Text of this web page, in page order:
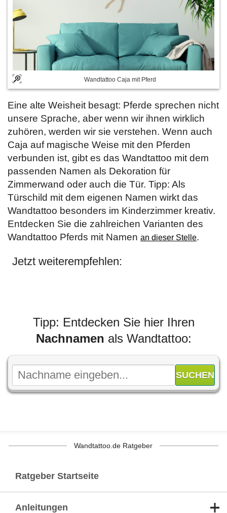
Wandtattoo Caja mit Pferd
Eine alte Weisheit besagt: Pferde sprechen nicht
unsere Sprache, aber wenn wir ihnen wirklich
zuhören, werden wir sie verstehen. Wenn auch
Caja auf magische Weise mit den Pferden
verbunden ist, gibt es das Wandtattoo mit dem
passenden Namen als Dekoration für
Zimmerwand oder auch die Tür. Tipp: Als
Türschild mit dem eigenen Namen wirkt das
Wandtattoo besonders im Kinderzimmer kreativ.
Entdecken Sie die zahlreichen Varianten des
Wandtattoo Pferds mit Namen an dieser Stelle.
Jetzt weiterempfehlen:
Tipp: Entdecken Sie hier Ihren
Nachnamen als Wandtattoo:
Wandtattoo.de Ratgeber
Ratgeber Startseite
Anleitungen